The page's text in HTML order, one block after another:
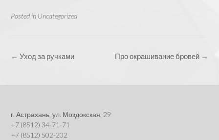
Posted in Uncategorized
Post
Про окрашивание бровей →
← Уход за ручками
г. Астрахань, ул. Моздокская, 29
+7 (8512) 34-71-71
+7 (8512) 502-202